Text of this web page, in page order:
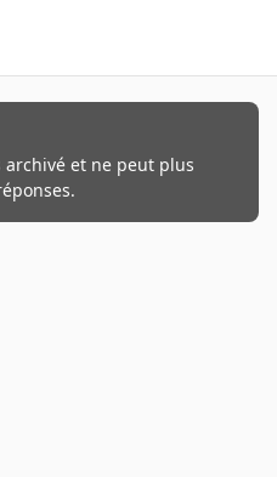
archivé et ne peut plus